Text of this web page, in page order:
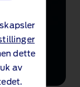
dette
av